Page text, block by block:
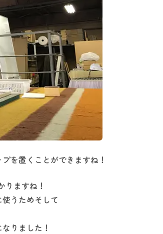
を置くことができますね！
ますね！
うためそして
なりました！